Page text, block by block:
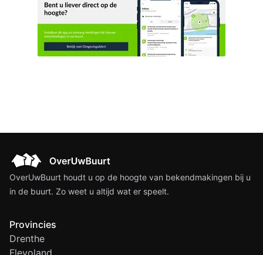
OverUwBuurt houdt u op de hoogte van bekendmakingen bij u
in de buurt. Zo weet u altijd wat er speelt.
Provincies
Drenthe
Flevoland